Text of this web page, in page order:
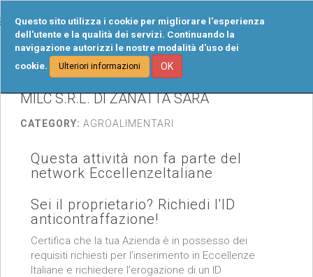
Questo sito utilizza i cookie per migliorare l'esperienza
dell'utente e la qualità dei servizi. Continuando la
navigazione autorizzi le nostre modalità d'uso dei
cookie.
Ulteriori informazioni OK
MILC S.R.L. DI ZANATTA SARA
CATEGORY: AGROALIMENTARI
Questa attività non fa parte del
network EccellenzeItaliane
Sei il proprietario? Richiedi l'ID
anticontraffazione!
Certifica che la tua Azienda è in possesso dei
requisiti richiesti per l’inserimento in Eccellenze
Italiane e richiedere l’erogazione di un ID